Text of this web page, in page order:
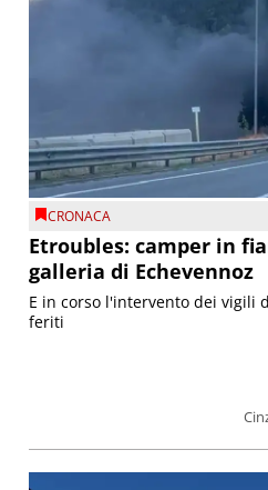
CRONACA
Etroubles: camper in
galleria di Echevennoz
E in corso l'intervento dei vigili
feriti